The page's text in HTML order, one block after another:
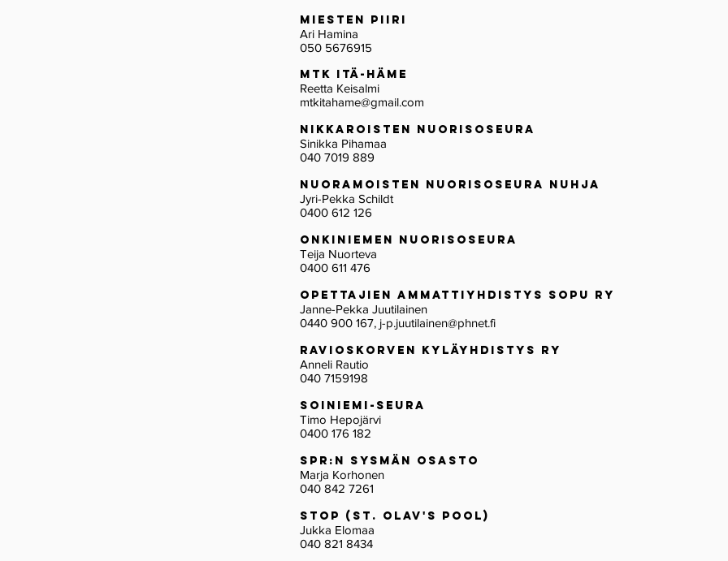
Miesten Piiri
Ari Hamina
050 5676915
MTK ITÄ-HÄME
Reetta Keisalmi
mtkitahame@gmail.com
Nikkaroisten Nuorisoseura
Sinikka Pihamaa
040 7019 889
Nuoramoisten nuorisoseura Nuhja
Jyri-Pekka Schildt
0400 612 126
Onkiniemen Nuorisoseura
Teija Nuorteva
0400 611 476
Opettajien Ammattiyhdistys Sopu Ry
Janne-Pekka Juutilainen
0440 900 167, j-p.juutilainen@phnet.fi
Ravioskorven kyläyhdistys ry
Anneli Rautio
040 7159198
Soiniemi-seura
Timo Hepojärvi
0400 176 182
Spr:n Sysmän Osasto
Marja Korhonen
040 842 7261
STOP (St. Olav's Pool)
Jukka Elomaa
040 821 8434